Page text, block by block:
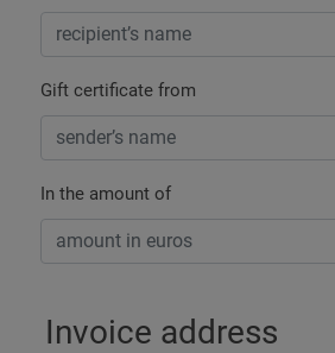
Gift certificate from
In the amount of
Invoice address